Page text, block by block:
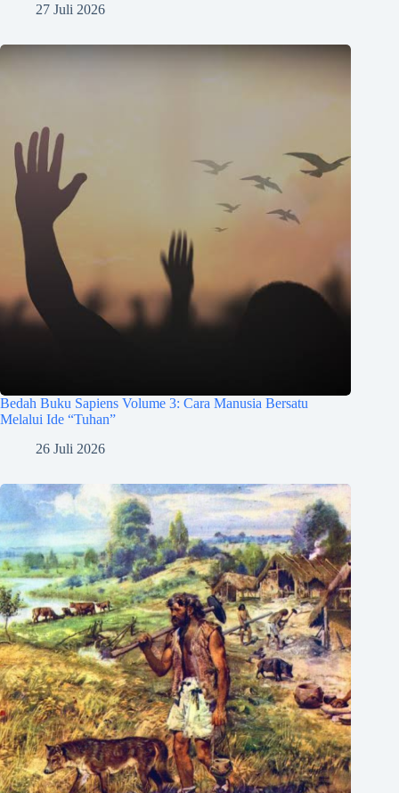
27 Juli 2026
Bedah Buku Sapiens Volume 3: Cara Manusia Bersatu
Melalui Ide “Tuhan”
26 Juli 2026